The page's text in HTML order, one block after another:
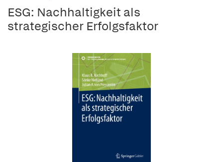
ESG: Nachhaltigkeit als
strategischer Erfolgsfaktor